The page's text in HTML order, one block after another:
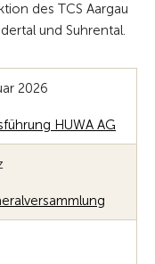
des TCS Aargau
und Suhrental.
2026
HUWA AG